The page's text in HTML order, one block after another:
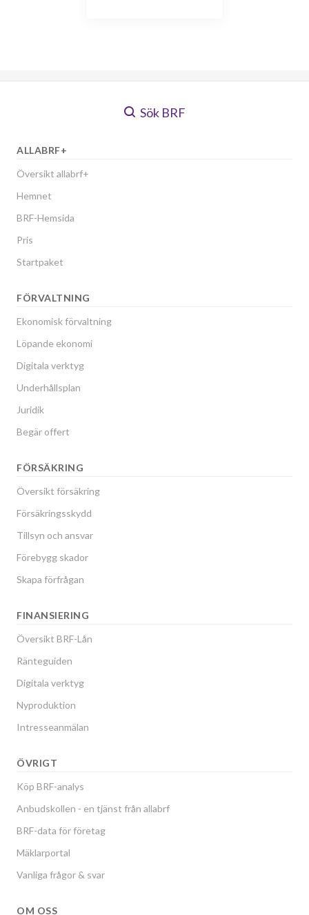
Sök BRF
ALLABRF+
Översikt allabrf+
Hemnet
BRF-Hemsida
Pris
Startpaket
FÖRVALTNING
Ekonomisk förvaltning
Löpande ekonomi
Digitala verktyg
Underhållsplan
Juridik
Begär offert
FÖRSÄKRING
Översikt försäkring
Försäkringsskydd
Tillsyn och ansvar
Förebygg skador
Skapa förfrågan
FINANSIERING
Översikt BRF-Lån
Ränteguiden
Digitala verktyg
Nyproduktion
Intresseanmälan
ÖVRIGT
Köp BRF-analys
Anbudskollen - en tjänst från allabrf
BRF-data för företag
Mäklarportal
Vanliga frågor & svar
OM OSS